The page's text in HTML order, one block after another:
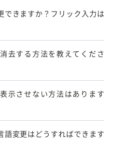
できますか？フリック入力は
去する方法を教えてくださ
示させない方法はあります
語変更はどうすればできます